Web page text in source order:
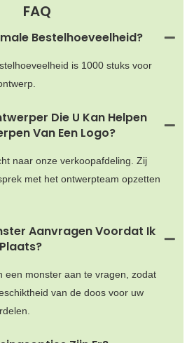
FAQ
Bestelhoeveelheid?
is 1000 stuks voor
Die U Kan Helpen
Van Een Logo?
naar onze verkoopafdeling. Zij
met het ontwerpteam opzetten
Aanvragen Voordat Ik
een monster aan te vragen, zodat
van de doos voor uw